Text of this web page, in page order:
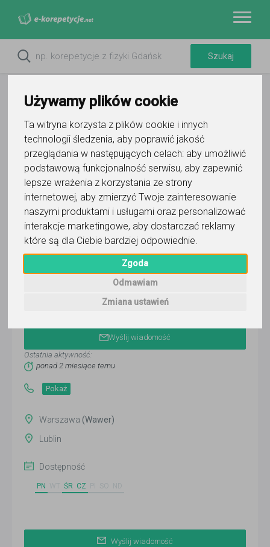
Używamy plików cookie
Ta witryna korzysta z plików cookie i innych
technologii śledzenia, aby poprawić jakość
przeglądania w następujących celach: aby umożliwić
podstawową funkcjonalność serwisu, aby zapewnić
lepsze wrażenia z korzystania ze strony
internetowej, aby zmierzyć Twoje zainteresowanie
naszymi produktami i usługami oraz personalizować
interakcje marketingowe, aby dostarczać reklamy
które są dla Ciebie bardziej odpowiednie.
Zgoda
Odmawiam
Zmiana ustawień
Do ulubionych
Oznacz wystąpienie kontaktu
Wyślij wiadomość
Ostatnia aktywność:
ponad 2 miesiące temu
Pokaż
Warszawa (Wawer)
Lublin
Dostępność
PN ŚR CZ
Wyślij wiadomość